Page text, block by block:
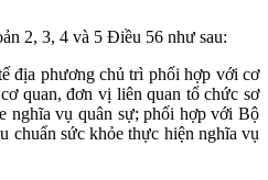
2, 3, 4 và 5 Điều 56 như sau:
địa phương chủ trì phối hợp với cơ
quan, đơn vị liên quan tổ chức sơ
nghĩa vụ quân sự; phối hợp với Bộ
chuẩn sức khỏe thực hiện nghĩa vụ